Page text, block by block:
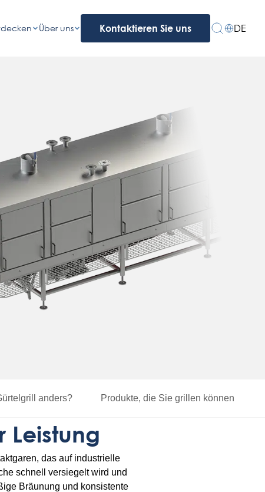
Über uns Kontaktieren Sie uns DE
anders? Produkte, die Sie grillen können
Leistung
das auf industrielle
schnell versiegelt wird und
Bräunung und konsistente